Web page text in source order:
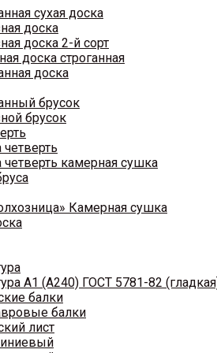
сухая доска
доска
доска 2-й сорт
доска строганная
доска
брусок
брусок
камерная сушка
Камерная сушка
A1 (A240) ГОСТ 5781-82
балки
балки
лист